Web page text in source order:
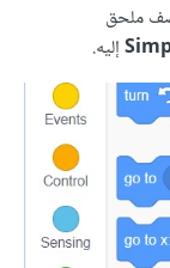
ملحق
إليه.